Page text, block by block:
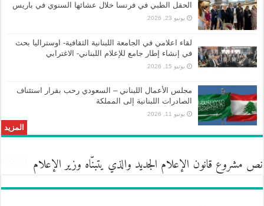
المزيد
الحقل الطبي في فرنسا خلال عشائها السنوي في باريس
يونيو 23, 2026
لقاء اعلامي في الجامعة اللبنانية الثقافية- اوستراليا بحث
في إنشاء إطار جامع للإعلام اللبناني- الاغترابي
يونيو 15, 2026
مجلس الأعمال اللبناني – السعودي رحب بقرار استئناف
الصادرات اللبنانية إلى المملكة
يونيو 11, 2026
نص مشروع قانون الإعلام الجديد والذي يتبنّاه وزير الإعلام